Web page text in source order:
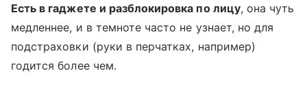
Есть в гаджете и разблокировка по лицу, она чуть
медленнее, и в темноте часто не узнает, но для
подстраховки (руки в перчатках, например)
годится более чем.